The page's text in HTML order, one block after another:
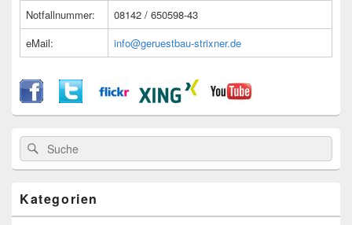
Notfallnummer:
08142 / 650598-43
eMail:
info@geruestbau-strixner.de
Suche
nach:
Suche
Kategorien